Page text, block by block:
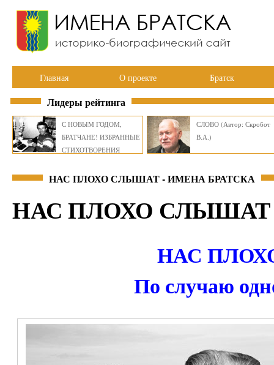
Главная О проекте Братск
Лидеры рейтинга
С НОВЫМ ГОДОМ,
БРАТЧАНЕ! ИЗБРАННЫЕ
СТИХОТВОРЕНИЯ
СЛОВО (Автор: Скробот
В.А.)
НАС ПЛОХО СЛЫШАТ - ИМЕНА БРАТСКА
НАС ПЛОХО СЛЫШАТ
НАС
По случаю